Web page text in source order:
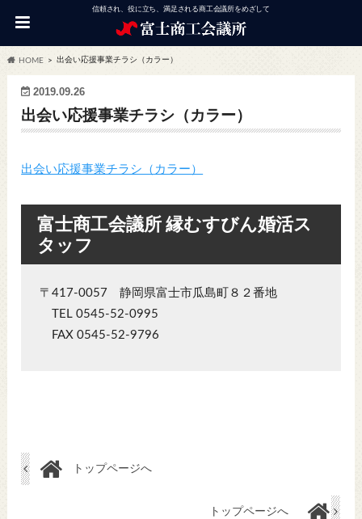
信頼され、役に立ち、満足される商工会議所をめざして
HOME 出会い応援事業チラシ（カラー）
2019.09.26
出会い応援事業チラシ（カラー）
出会い応援事業チラシ（カラー）
富士商工会議所 縁むすびん婚活ス
タッフ
〒417-0057 静岡県富士市瓜島町８２番地
TEL 0545-52-0995
FAX 0545-52-9796
トップページへ
トップページへ